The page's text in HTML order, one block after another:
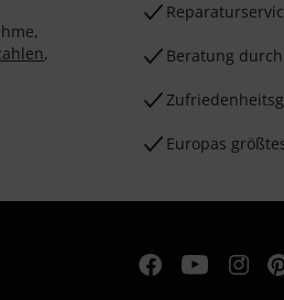
,
Beratung
Europas